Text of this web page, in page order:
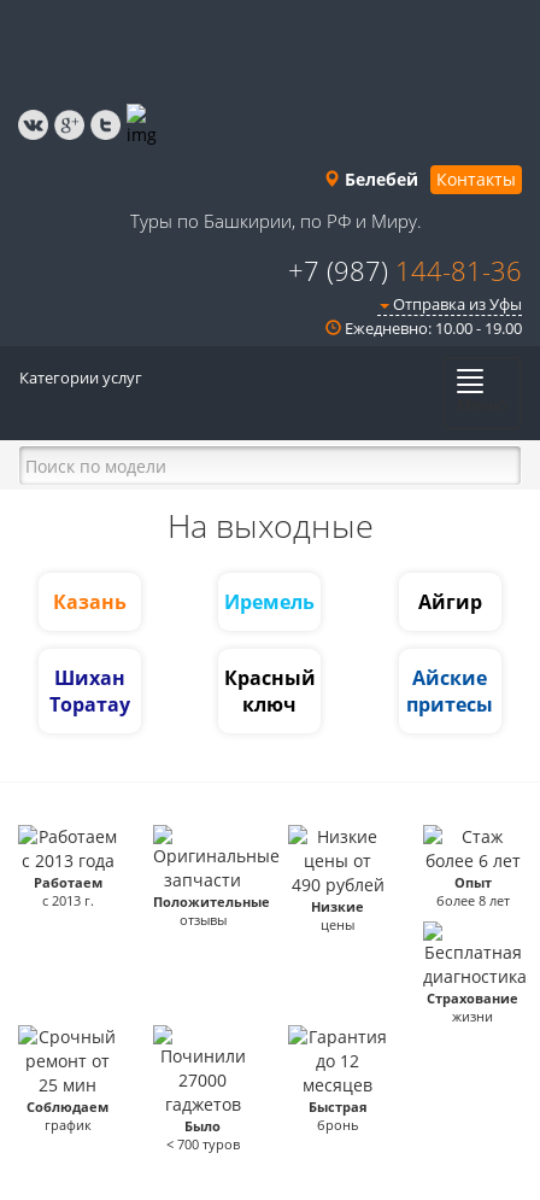
Белебей Контакты
Туры по Башкирии, по РФ и Миру.
+7 (987) 144-81-36
Отправка из Уфы
Ежедневно: 10.00 - 19.00
Категории услуг
На выходные
Казань Иремель Айгир
Шихан
Торатау
Красный
ключ
Айские
притесы
Работаем
с 2013 г.
Положительные
отзывы
Низкие
цены
Опыт
более 8 лет
Страхование
жизни
Соблюдаем
график
Было
< 700 туров
Быстрая
бронь